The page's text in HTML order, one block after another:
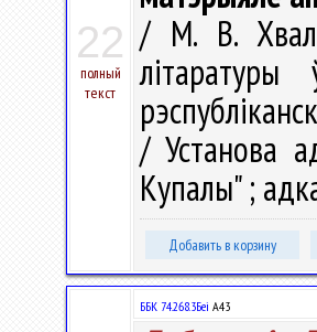
22
полный
текст
/ М. В.
/ Установа
Купалы" ;
Добавить в корзину
ББК 74.268.3Беі А43